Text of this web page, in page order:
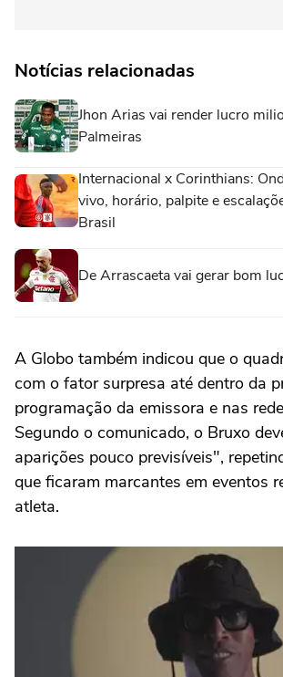
Notícias relacionadas
Jhon Arias vai render lucro
Palmeiras
Internacional x Corinthians:
vivo, horário, palpite e
Brasil
De Arrascaeta vai gerar bom
A Globo também indicou que o
com o fator surpresa até dentro da
programação da emissora e nas
Segundo o comunicado, o Bruxo
aparições pouco previsíveis",
que ficaram marcantes em eventos
atleta.